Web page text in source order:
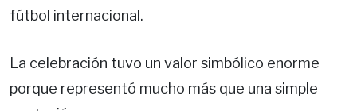
fútbol internacional.
La celebración tuvo un valor simbólico enorme
porque representó mucho más que una simple